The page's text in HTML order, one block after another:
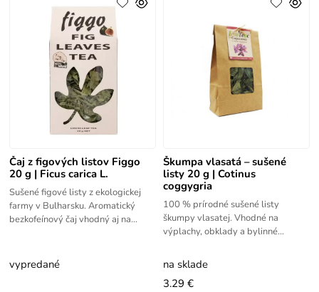
Čaj z figových listov Figgo
20 g | Ficus carica L.
Sušené figové listy z ekologickej
farmy v Bulharsku. Aromatický
bezkofeínový čaj vhodný aj na
vypredané
Škumpa vlasatá – sušené
listy 20 g | Cotinus
coggygria
100 % prírodné sušené listy
škumpy vlasatej. Vhodné na
výplachy, obklady a bylinné
na sklade
3.29 €